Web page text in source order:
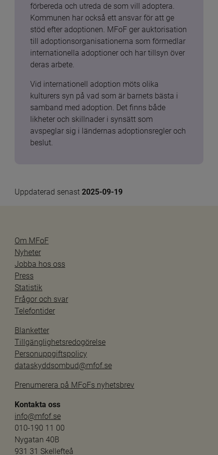
förbereda och utreda de som vill adoptera.
Kommunen har också ett ansvar för att ge
stöd efter adoptionen. MFoF ger auktorisation
till adoptionsorganisationerna som förmedlar
internationella adoptioner och har tillsyn över
deras arbete.
Vid internationell adoption möts olika
kulturers syn på vad som är barnets bästa i
samband med adoption. Det finns både
likheter och skillnader i synsätt som
avspeglar sig i ländernas adoptionsregler och
beslut.
Uppdaterad senast 2025-09-19
Om MFoF
Nyheter
Jobba hos oss
Press
Statistik
Frågor och svar
Telefontider
Blanketter
Tillgänglighetsredogörelse
Personuppgiftspolicy
dataskyddsombud@mfof.se
Prenumerera på MFoFs nyhetsbrev
Kontakta oss
info@mfof.se
010-190 11 00
Nygatan 40B
931 31 Skellefteå